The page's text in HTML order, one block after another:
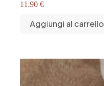
11.90 €
Aggiungi al carrello